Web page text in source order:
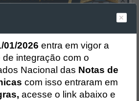
Por favor, aguarde...
Por favor, aguarde...
01/2026 entra em vigor a
integração com o
Nacional das Notas de
com isso entraram em
acesse o link abaixo e
Sistema
CÓDIGO DA MENSAGEM:
token '('
cidadao/pagina/static/bundle/wpo_index